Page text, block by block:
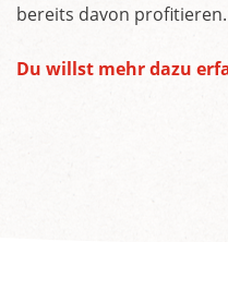
bereits davon profitieren.
Du willst mehr dazu